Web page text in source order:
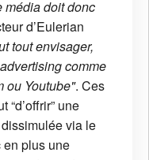
média doit donc
d’Eulerian
tout envisager,
comme
ou Youtube". Ces
“d’offrir” une
via le
plus une